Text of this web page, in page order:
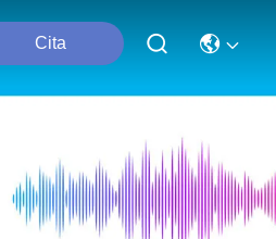
Cita